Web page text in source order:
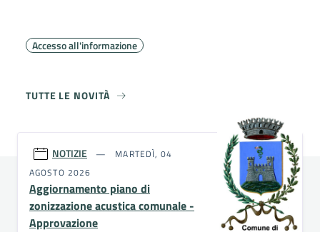
Accesso all'informazione
TUTTE LE NOVITÀ
NOTIZIE
MARTEDÌ, 04
AGOSTO 2026
Aggiornamento piano di
zonizzazione acustica comunale -
Approvazione